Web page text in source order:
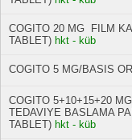
COGITO 20 MG FILM
TABLET) hkt - küb
COGITO 5 MG/BASIS
COGITO 5+10+15+20
TEDAVIYE BASLAMA
TABLET) hkt - küb